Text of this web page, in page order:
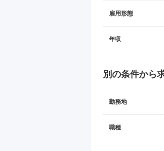
雇用形態
年収
別の条件から
勤務地
職種